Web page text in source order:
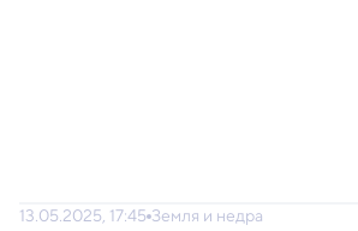
13.05.2025, 17:45 Земля и недра